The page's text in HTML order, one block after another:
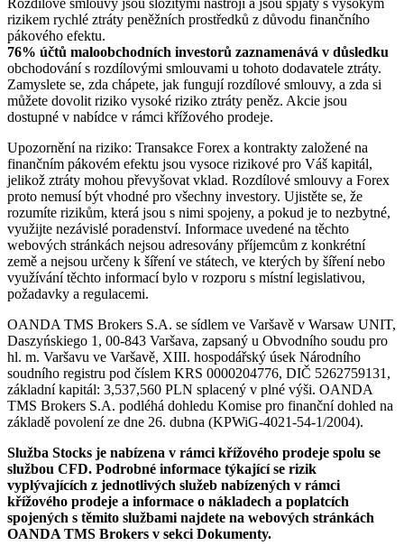
rizikem rychlé ztráty peněžních prostředků z důvodu finančního
pákového efektu.
76% účtů maloobchodních investorů zaznamenává v důsledku
obchodování s rozdílovými smlouvami u tohoto dodavatele ztráty.
Zamyslete se, zda chápete, jak fungují rozdílové smlouvy, a zda si
můžete dovolit riziko vysoké riziko ztráty peněz. Akcie jsou
dostupné v nabídce v rámci křížového prodeje.
Upozornění na riziko: Transakce Forex a kontrakty založené na
finančním pákovém efektu jsou vysoce rizikové pro Váš kapitál,
jelikož ztráty mohou převyšovat vklad. Rozdílové smlouvy a Forex
proto nemusí být vhodné pro všechny investory. Ujistěte se, že
rozumíte rizikům, která jsou s nimi spojeny, a pokud je to nezbytné,
využijte nezávislé poradenství. Informace uvedené na těchto
webových stránkách nejsou adresovány příjemcům z konkrétní
země a nejsou určeny k šíření ve státech, ve kterých by šíření nebo
využívání těchto informací bylo v rozporu s místní legislativou,
požadavky a regulacemi.
OANDA TMS Brokers S.A. se sídlem ve Varšavě v Warsaw UNIT,
Daszyńskiego 1, 00-843 Varšava, zapsaný u Obvodního soudu pro
hl. m. Varšavu ve Varšavě, XIII. hospodářský úsek Národního
soudního registru pod číslem KRS 0000204776, DIČ 5262759131,
základní kapitál: 3,537,560 PLN splacený v plné výši. OANDA
TMS Brokers S.A. podléhá dohledu Komise pro finanční dohled na
základě povolení ze dne 26. dubna (KPWiG-4021-54-1/2004).
Služba Stocks je nabízena v rámci křížového prodeje spolu se
službou CFD. Podrobné informace týkající se rizik
vyplývajících z jednotlivých služeb nabízených v rámci
křížového prodeje a informace o nákladech a poplatcích
spojených s těmito službami najdete na webových stránkách
OANDA TMS Brokers v sekci Dokumenty.